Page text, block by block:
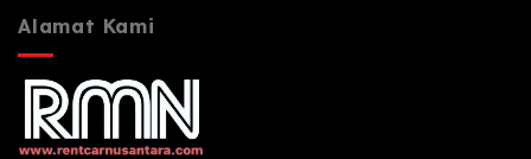
Alamat Kami